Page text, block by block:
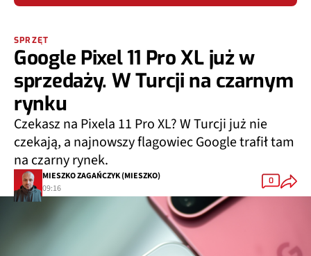
SPRZĘT
Google Pixel 11 Pro XL już w
sprzedaży. W Turcji na czarnym
rynku
Czekasz na Pixela 11 Pro XL? W Turcji już nie
czekają, a najnowszy flagowiec Google trafił tam
na czarny rynek.
MIESZKO ZAGAŃCZYK (MIESZKO)
09:16
0